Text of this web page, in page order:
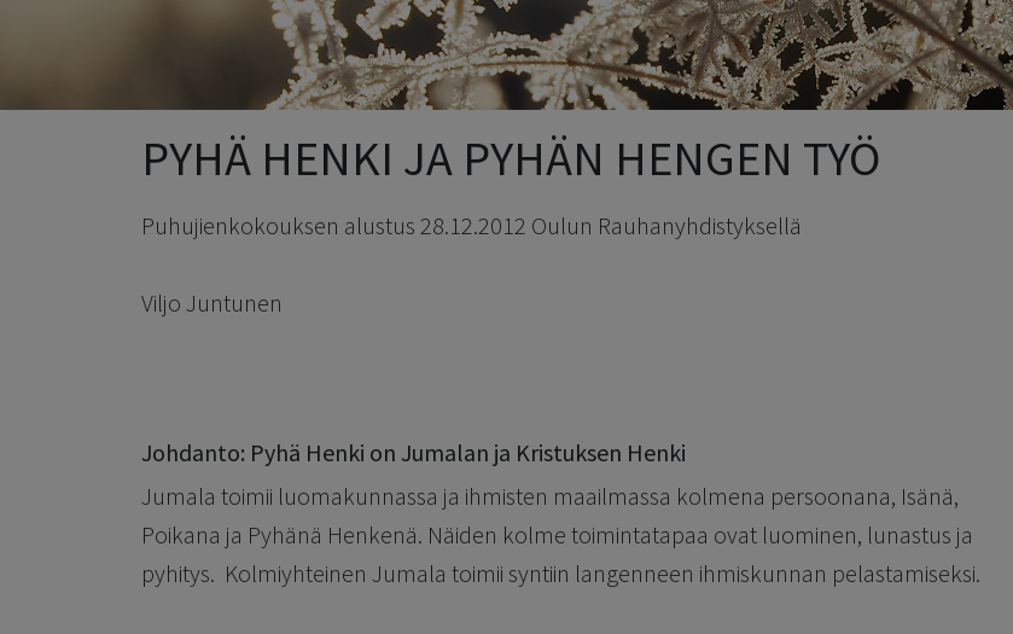
PYHÄ HENKI JA PYHÄN HENGEN TYÖ
Puhujienkokouksen alustus 28.12.2012 Oulun Rauhanyhdistyksellä
Viljo Juntunen
Johdanto: Pyhä Henki on Jumalan ja Kristuksen Henki
Jumala toimii luomakunnassa ja ihmisten maailmassa kolmena persoonana, Isänä,
Poikana ja Pyhänä Henkenä. Näiden kolme toimintatapaa ovat luominen, lunastus ja
pyhitys. Kolmiyhteinen Jumala toimii syntiin langenneen ihmiskunnan pelastamiseksi.